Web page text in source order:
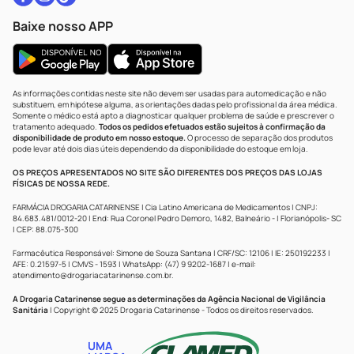
Baixe nosso APP
As informações contidas neste site não devem ser usadas para automedicação e não
substituem, em hipótese alguma, as orientações dadas pelo profissional da área médica.
Somente o médico está apto a diagnosticar qualquer problema de saúde e prescrever o
tratamento adequado. Todos os pedidos efetuados estão sujeitos à confirmação da
disponibilidade de produto em nosso estoque.O processo de separação dos produtos
pode levar até dois dias úteis dependendo da disponibilidade do estoque em loja.
OS PREÇOS APRESENTADOS NO SITE SÃO DIFERENTES DOS PREÇOS DAS LOJAS
FÍSICAS DE NOSSA REDE.
FARMÁCIA DROGARIA CATARINENSE | Cia Latino Americana de Medicamentos | CNPJ:
84.683.481/0012-20 | End: Rua Coronel Pedro Demoro, 1482, Balneário - | Florianópolis- SC
| CEP: 88.075-300
Farmacêutica Responsável: Simone de Souza Santana | CRF/SC: 12106 | IE: 250192233 |
AFE: 0.21597-5 | CMVS - 1593 | WhatsApp: (47) 9 9202-1687 | e-mail:
atendimento@drogariacatarinense.com.br.
A Drogaria Catarinense segue as determinações da Agência Nacional de Vigilância
Sanitária | Copyright © 2025 Drogaria Catarinense - Todos os direitos reservados.
UMA